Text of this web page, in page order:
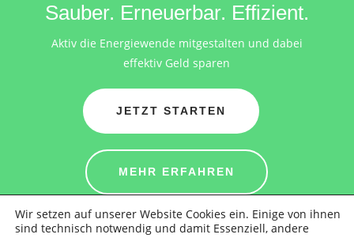
Sauber. Erneuerbar. Effizient.
Aktiv die Energiewende mitgestalten und dabei
effektiv Geld sparen
JETZT STARTEN
MEHR ERFAHREN
Wir setzen auf unserer Website Cookies ein. Einige von ihnen
sind technisch notwendig und damit Essenziell, andere